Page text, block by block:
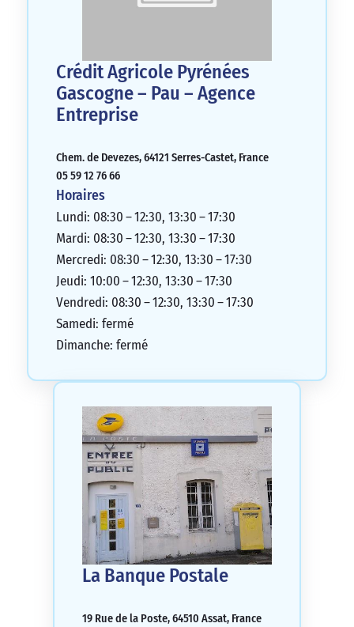
Crédit Agricole Pyrénées
Gascogne – Pau – Agence
Entreprise
Chem. de Devezes, 64121 Serres-Castet, France
05 59 12 76 66
Horaires
Lundi: 08:30 – 12:30, 13:30 – 17:30
Mardi: 08:30 – 12:30, 13:30 – 17:30
Mercredi: 08:30 – 12:30, 13:30 – 17:30
Jeudi: 10:00 – 12:30, 13:30 – 17:30
Vendredi: 08:30 – 12:30, 13:30 – 17:30
Samedi: fermé
Dimanche: fermé
La Banque Postale
19 Rue de la Poste, 64510 Assat, France